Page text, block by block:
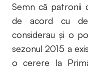
Semn că patronii
de acord cu
considerau și o
sezonul 2015 a
o cerere la